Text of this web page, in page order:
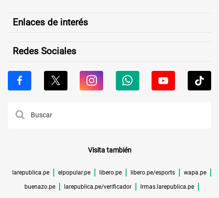
Enlaces de interés
Redes Sociales
Visita también
larepublica.pe elpopular.pe libero.pe libero.pe/esports wapa.pe
buenazo.pe larepublica.pe/verificador lrmas.larepublica.pe